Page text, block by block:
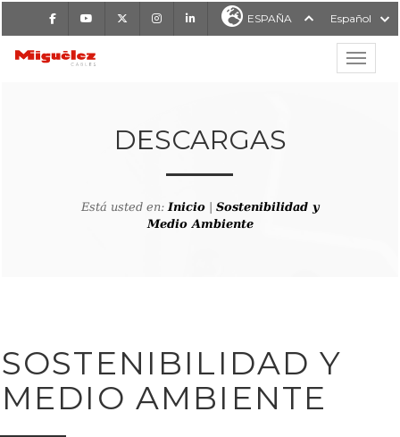
FacebookYoutube InstagramLinkedIn ESPAÑA Español
MIGUÉLEZ CABLES
DESCARGAS
Está usted en:Inicio| Sostenibilidad y
Medio Ambiente
SOSTENIBILIDAD Y
MEDIO AMBIENTE